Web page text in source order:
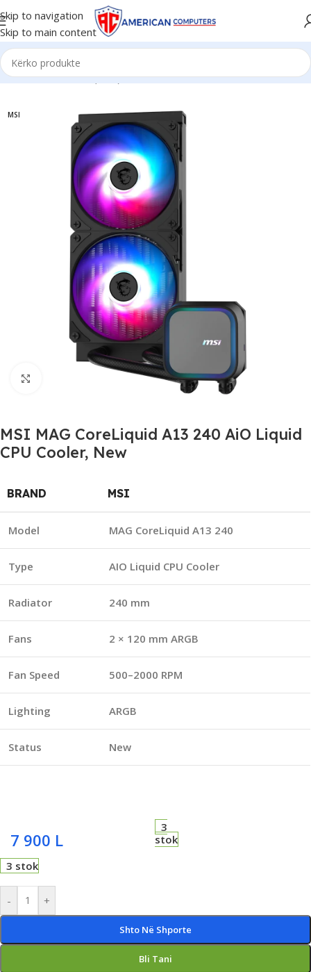
Skip to navigation
Skip to main content
Kreu/Bllok Ushimi (PSU)
MSI
MSI MAG CoreLiquid A13 240 AiO Liquid
CPU Cooler, New
BRAND MSI
Model MAG CoreLiquid A13 240
Type AIO Liquid CPU Cooler
Radiator 240 mm
Fans 2 × 120 mm ARGB
Fan Speed 500–2000 RPM
Lighting ARGB
Status New
7 900 L
3
stok
3 stok
- +
Shto Në Shporte
Bli Tani